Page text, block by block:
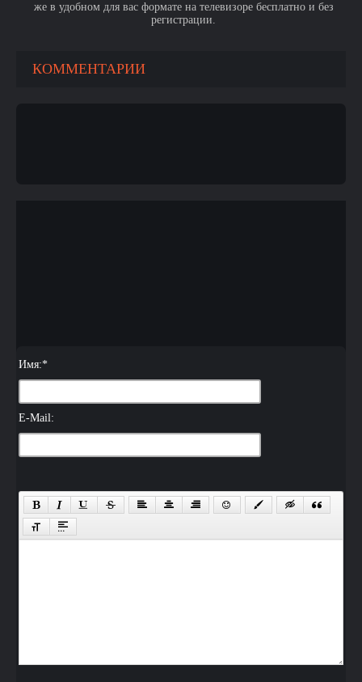
же в удобном для вас формате на телевизоре бесплатно и без
регистрации.
КОММЕНТАРИИ
Имя:*
E-Mail: